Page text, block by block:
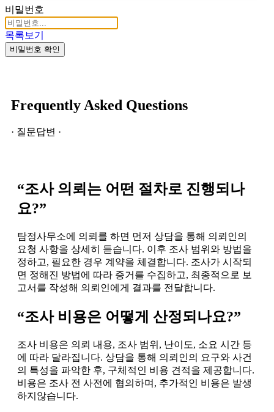
비밀번호
목록보기
비밀번호 확인
Frequently Asked Questions
· 질문답변 ·
“조사 의뢰는 어떤 절차로 진행되나
요?”
탐정사무소에 의뢰를 하면 먼저 상담을 통해 의뢰인의
요청 사항을 상세히 듣습니다. 이후 조사 범위와 방법을
정하고, 필요한 경우 계약을 체결합니다. 조사가 시작되
면 정해진 방법에 따라 증거를 수집하고, 최종적으로 보
고서를 작성해 의뢰인에게 결과를 전달합니다.
“조사 비용은 어떻게 산정되나요?”
조사 비용은 의뢰 내용, 조사 범위, 난이도, 소요 시간 등
에 따라 달라집니다. 상담을 통해 의뢰인의 요구와 사건
의 특성을 파악한 후, 구체적인 비용 견적을 제공합니다.
비용은 조사 전 사전에 협의하며, 추가적인 비용은 발생
하지않습니다.